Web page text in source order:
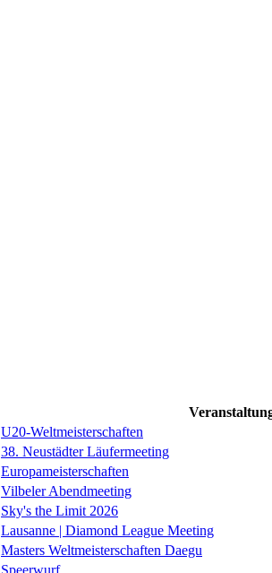
U20-Weltmeisterschaften
38. Neustädter Läufermeeting
Europameisterschaften
Vilbeler Abendmeeting
Sky's the Limit 2026
Lausanne | Diamond League Meeting
Masters Weltmeisterschaften Daegu
Speerwurf